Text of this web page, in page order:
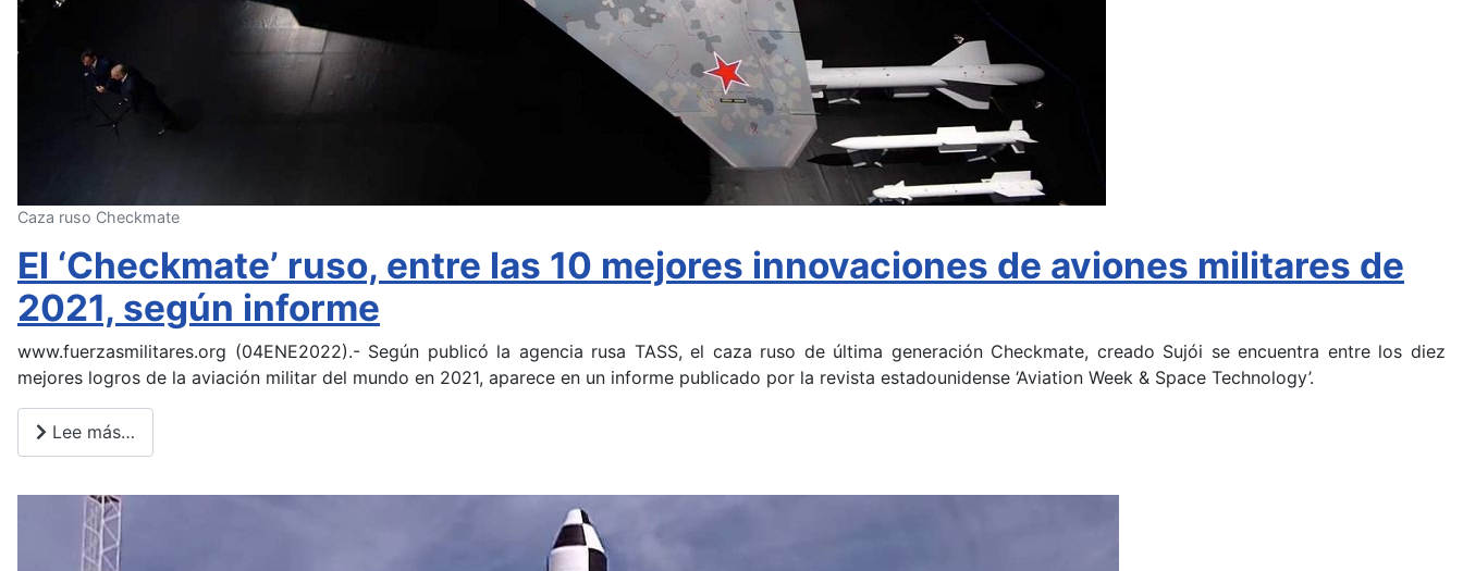
Caza ruso Checkmate
El ‘Checkmate’ ruso, entre las 10 mejores innovaciones de aviones militares de
2021, según informe
www.fuerzasmilitares.org (04ENE2022).- Según publicó la agencia rusa TASS, el caza ruso de última generación Checkmate, creado Sujói se encuentra entre los diez
mejores logros de la aviación militar del mundo en 2021, aparece en un informe publicado por la revista estadounidense ‘Aviation Week & Space Technology’.
Lee más…